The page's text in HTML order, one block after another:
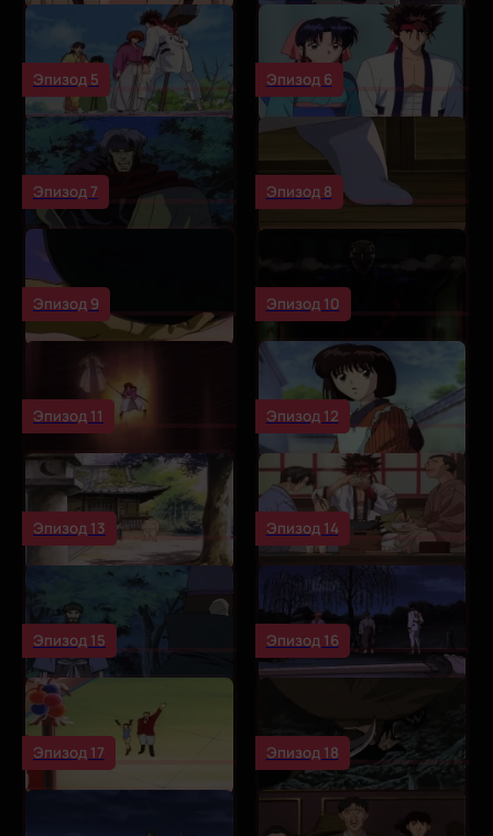
Эпизод 5 Эпизод 6
Эпизод 7 Эпизод 8
Эпизод 9 Эпизод 10
Эпизод 11 Эпизод 12
Эпизод 13 Эпизод 14
Эпизод 15 Эпизод 16
Эпизод 17 Эпизод 18